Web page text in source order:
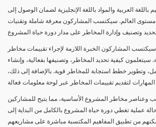
باللغة العربية والمواد باللغة الإنجليزية لضمان الوصول إلى
مستوى العالم. سيكتسب المشاركون معرفة شاملة وتقنيات
سيكتسب المشاركون الخبرة اللازمة لإجراء تقييمات مخاطر
سيتعلمون كيفية تحديد المخاطر، وتصنيفها بفعالية، وإنشاء
وتطوير خطط استجابة للمخاطر قوية. بالإضافة إلى ذلك،
وعناصر مخاطر المشروع الأساسية، مما يتيح للمشاركين
عملية تغطي دورة حياة المشروع بالكامل من البداية إلى
يمكنهم من تطبيق المفاهيم المكتسبة مباشرة على مشاريعهم